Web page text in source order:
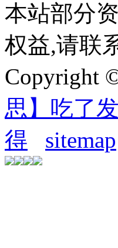
本站部分
权益,请联
Copyright
思】吃了
得
sitemap